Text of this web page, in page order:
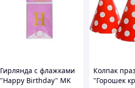
Гирлянда с флажками
"Happy Birthday" MK
Колпак
"Горошек